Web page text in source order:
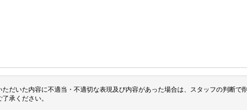
ただいた内容に不適当・不適切な表現及び内容があった場合は、スタッフの判断で
承ください。